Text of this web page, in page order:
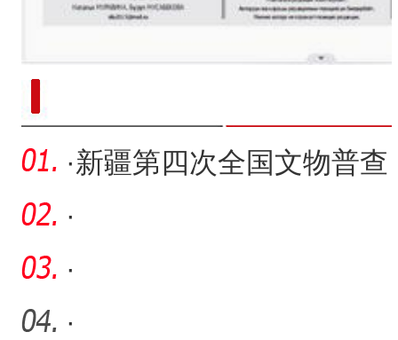
·新疆第四次全国文物普查
基层行侧记
·
·
·